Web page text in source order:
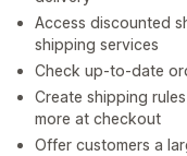
Access discounted
shipping services
Check up-to-date
Create shipping
more at checkout
Offer customers a